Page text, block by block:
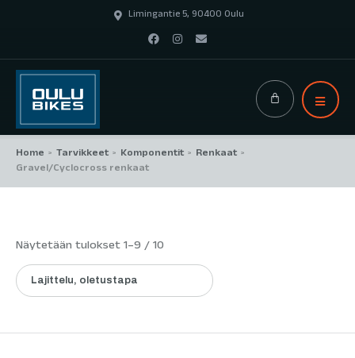
Limingantie 5, 90400 Oulu
Home > Tarvikkeet > Komponentit > Renkaat >
Gravel/Cyclocross renkaat
Näytetään tulokset 1–9 / 10